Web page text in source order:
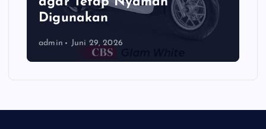
Digunakan
admin Juni 29, 2026